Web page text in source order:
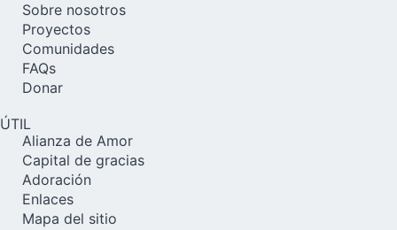
Sobre nosotros
Proyectos
Comunidades
FAQs
Donar
ÚTIL
Alianza de Amor
Capital de gracias
Adoración
Enlaces
Mapa del sitio